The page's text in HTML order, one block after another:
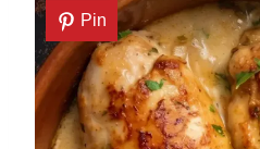
Pin